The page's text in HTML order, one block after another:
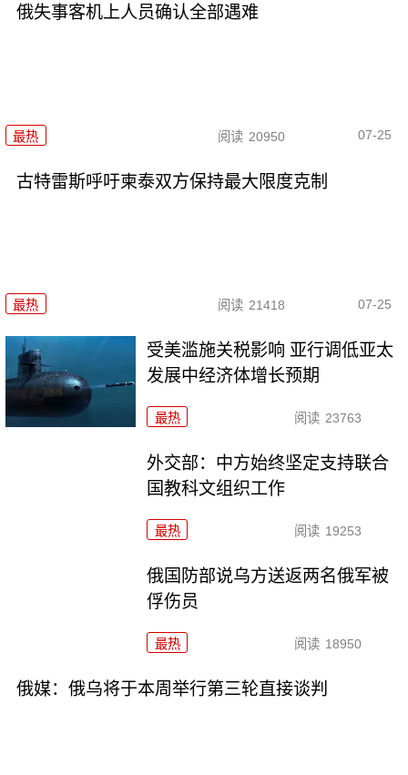
俄失事客机上人员确认全部遇难
最热 阅读 20950 07-25
古特雷斯呼吁柬泰双方保持最大限度克制
最热 阅读 21418 07-25
受美滥施关税影响 亚行调低亚太
发展中经济体增长预期
最热 阅读 23763
外交部：中方始终坚定支持联合
国教科文组织工作
最热 阅读 19253
俄国防部说乌方送返两名俄军被
俘伤员
最热 阅读 18950
俄媒：俄乌将于本周举行第三轮直接谈判